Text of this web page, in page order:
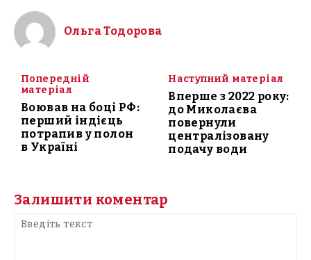
Ольга Тодорова
Попередній
матеріал
Воював на боці РФ:
перший індієць
потрапив у полон
в Україні
Наступний матеріал
Вперше з 2022 року:
до Миколаєва
повернули
централізовану
подачу води
Залишити коментар